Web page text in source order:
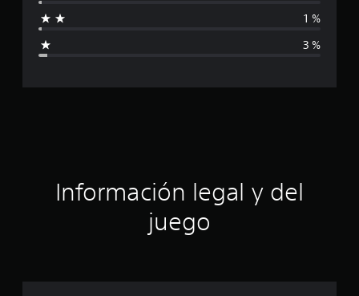
a
ó
1 %
3 %
Información legal y del
juego